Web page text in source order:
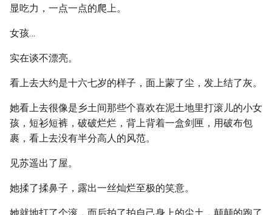
显吃力，一点一点的爬上。
女孩…
实在谈不漂亮。
看上去大约是十六七岁的样子，面上蒙了尘，发上结了灰。
她看上去很像是乡土间那些个喜欢在泥土地里打滚儿的小女
孩，短衫短裤，破破烂烂，背上背着一盒剑匣，用破布包
裹，看上去没有半分高人的风范。
见苏遥出了屋。
她揉了揉鼻子，露出一丝灿烂至极的笑意。